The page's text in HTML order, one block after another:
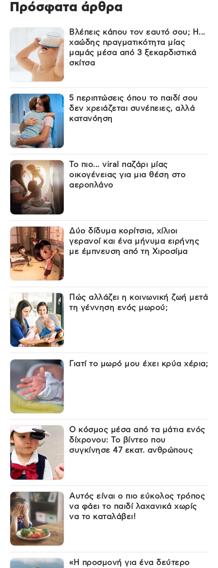
Πρόσφατα άρθρα
Βλέπεις κάπου τον εαυτό σου; Η...
χαώδης πραγματικότητα μίας
μαμάς μέσα από 3 ξεκαρδιστικά
σκίτσα
5 περιπτώσεις όπου το παιδί σου
δεν χρειάζεται συνέπειες, αλλά
κατανόηση
Το πιο... viral παζάρι μίας
οικογένειας για μια θέση στο
αεροπλάνο
Δύο δίδυμα κορίτσια, χίλιοι
γερανοί και ένα μήνυμα ειρήνης
με έμπνευση από τη Χιροσίμα
Πώς αλλάζει η κοινωνική ζωή μετά
τη γέννηση ενός μωρού;
Γιατί το μωρό μου έχει κρύα χέρια;
Ο κόσμος μέσα από τα μάτια ενός
δίχρονου: Το βίντεο που
συγκίνησε 47 εκατ. ανθρώπους
Αυτός είναι ο πιο εύκολος τρόπος
να φάει το παιδί λαχανικά χωρίς
να το καταλάβει!
«Η προσμονή για ένα δεύτερο